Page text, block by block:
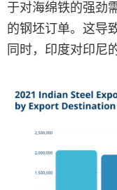
于对海绵铁的强劲
的钢坯订单。这导
同时，印度对印尼